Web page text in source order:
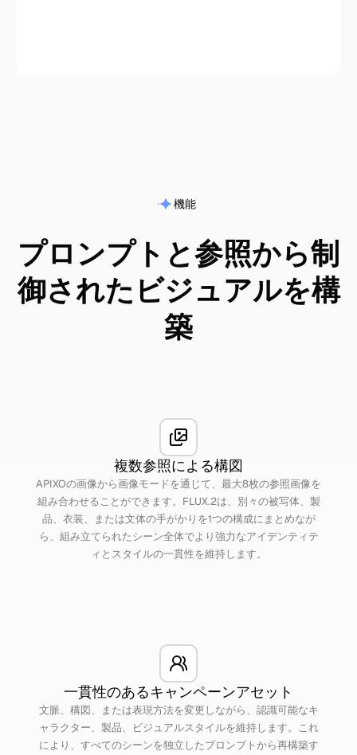
機能
プロンプトと参照から制
御されたビジュアルを構
築
複数参照による構図
APIXOの画像から画像モードを通じて、最大8枚の参照画像を
組み合わせることができます。FLUX.2は、別々の被写体、製
品、衣装、または文体の手がかりを1つの構成にまとめなが
ら、組み立てられたシーン全体でより強力なアイデンティテ
ィとスタイルの一貫性を維持します。
一貫性のあるキャンペーンアセット
文脈、構図、または表現方法を変更しながら、認識可能なキ
ャラクター、製品、ビジュアルスタイルを維持します。これ
により、すべてのシーンを独立したプロンプトから再構築す